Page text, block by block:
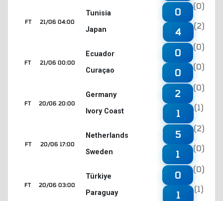
21/06 04:00
FT
Tunisia
Japan
0
(0)
4
(2)
21/06 00:00
FT
Ecuador
Curaçao
0
(0)
0
(0)
20/06 20:00
FT
Germany
Ivory Coast
2
(0)
1
(1)
20/06 17:00
FT
Netherlands
Sweden
5
(2)
1
(0)
20/06 03:00
FT
Türkiye
Paraguay
0
(0)
1
(1)